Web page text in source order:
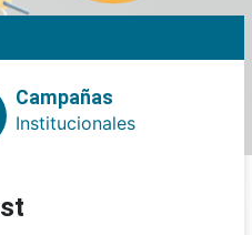
Campañas
Institucionales